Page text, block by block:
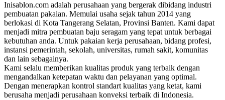
Inisablon.com adalah perusahaan yang bergerak dibidang industri
pembuatan pakaian. Memulai usaha sejak tahun 2014 yang
berlokasi di Kota Tangerang Selatan, Provinsi Banten. Kami dapat
menjadi mitra pembuatan baju seragam yang tepat untuk berbagai
kebutuhan anda. Untuk pakaian kerja perusahaan, bidang profesi,
instansi pemerintah, sekolah, universitas, rumah sakit, komunitas
dan lain sebagainya.
Kami selalu memberikan kualitas produk yang terbaik dengan
mengandalkan ketepatan waktu dan pelayanan yang optimal.
Dengan menerapkan kontrol standart kualitas yang ketat, kami
berusaha menjadi perusahaan konveksi terbaik di Indonesia.